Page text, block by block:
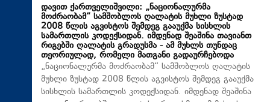
დავით ქართველიშვილი: „ნაციონალურმა
მოძრაობამ“ სამშობლოს ღალატის მუხლი ზუსტად
2008 წლის აგვისტოს შემდეგ გააუქმა სისხლის
სამართლის კოდექსიდან. იმდენად შეაშინა თავიანთ
რიგებში ღალატის გრადუსმა - ამ მუხლს თუნდაც
თეორიულად, რომელი მათგანი გადაურჩებოდა
„ნაციონალურმა მოძრაობამ“ სამშობლოს ღალატის
მუხლი ზუსტად 2008 წლის აგვისტოს შემდეგ გააუქმა
სისხლის სამართლის კოდექსიდან. იმდენად შეაშინა